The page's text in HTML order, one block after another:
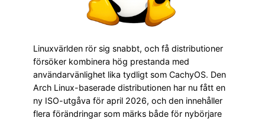
Linuxvärlden rör sig snabbt, och få distributioner
försöker kombinera hög prestanda med
användarvänlighet lika tydligt som CachyOS. Den
Arch Linux-baserade distributionen har nu fått en
ny ISO-utgåva för april 2026, och den innehåller
flera förändringar som märks både för nybörjare